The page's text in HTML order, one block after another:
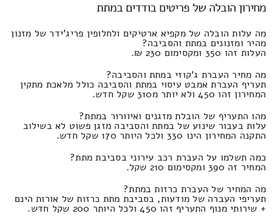
מחירון הובלה של פריטים בודדים במתת
מה עלות הובלה של מקפיא ארטיקים ולחלופין פריג'ידר של מזנון
מהיר ומזנונים במתת והסביבה?
העלות זהו 350 ומקסימום 230 ₪.
מה מחיר העברת ג'קוזי במתת והסביבה?
תעריף העברת אמבט עיסוי במתת והסביבה כולל מלאכת מתקין
המחירון זהו 450 ולא יותר מ310 שקל חדש.
מהו התעריף של הובלת מזגנים ואיוורור במתת?
עלות בעבור שינוע של במתת והסביבה מזגן פשוט לא בשילוב
התקנה המחירון הינו 330 ולכל היותר 170 שקל חדש.
כמה תשלמו על העברת רכב עירוני בסביבת מתת?
המחיר זה 390 ומקסימום 210 שקל.
מה המחיר של העברת כרזות במתת?
תעריפי העברה של מודעות, בסביבת מתת כרזות של אורות הינם
+ שירותי מנוף התעריף זהו 450 ולכל היותר 200 שקל חדש.